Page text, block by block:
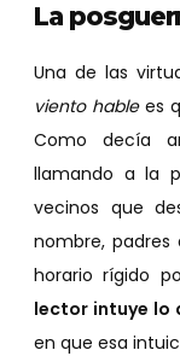
La
Una de las
viento hablees
Como decía
llamando a la
vecinos que
nombre, padres
horario rígido
lector intuye lo
en que esa